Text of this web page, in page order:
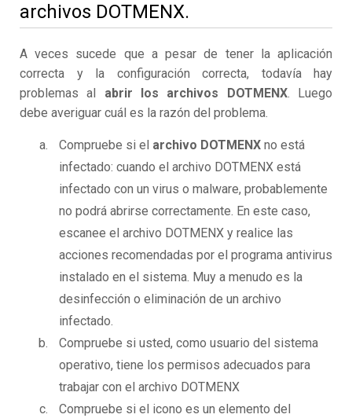
archivos DOTMENX.
A veces sucede que a pesar de tener la aplicación
correcta y la configuración correcta, todavía hay
problemas al abrir los archivos DOTMENX. Luego
debe averiguar cuál es la razón del problema.
Compruebe si el archivo DOTMENX no está
infectado: cuando el archivo DOTMENX está
infectado con un virus o malware, probablemente
no podrá abrirse correctamente. En este caso,
escanee el archivo DOTMENX y realice las
acciones recomendadas por el programa antivirus
instalado en el sistema. Muy a menudo es la
desinfección o eliminación de un archivo
infectado.
Compruebe si usted, como usuario del sistema
operativo, tiene los permisos adecuados para
trabajar con el archivo DOTMENX
Compruebe si el icono es un elemento del